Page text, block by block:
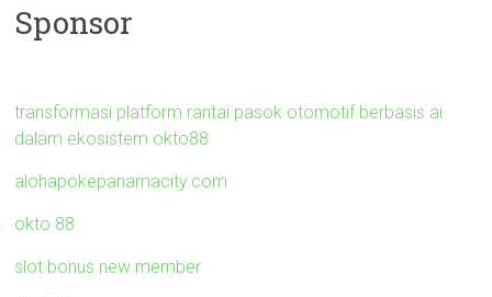
Sponsor
transformasi platform rantai pasok otomotif berbasis ai
dalam ekosistem okto88
alohapokepanamacity.com
okto 88
slot bonus new member